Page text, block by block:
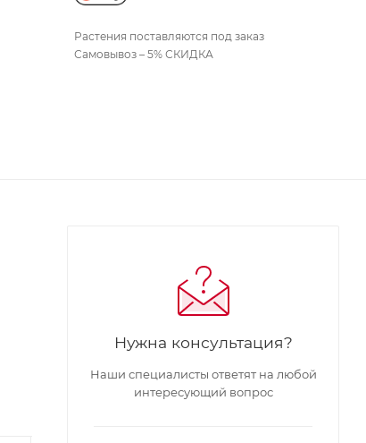
Растения поставляются под заказ
Самовывоз – 5% СКИДКА
Нужна консультация?
Наши специалисты ответят на любой
интересующий вопрос